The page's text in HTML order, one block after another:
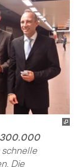
300.000
Die